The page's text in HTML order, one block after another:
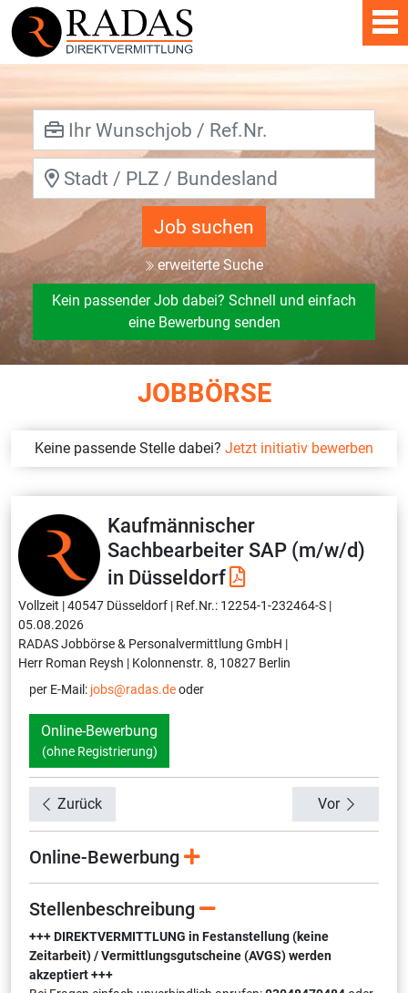
Job suchen
erweiterte Suche
Kein passender Job dabei? Schnell und einfach
eine Bewerbung senden
JOBBÖRSE
Keine passende Stelle dabei? Jetzt initiativ bewerben
Kaufmännischer
Sachbearbeiter SAP (m/w/d)
in Düsseldorf
Vollzeit |40547 Düsseldorf | Ref.Nr.: 12254-1-232464-S |
05.08.2026
RADAS Jobbörse & Personalvermittlung GmbH |
Herr Roman Reysh | Kolonnenstr. 8, 10827 Berlin
per E-Mail: jobs@radas.deoder
Online-Bewerbung
(ohne Registrierung)
Zurück Vor
Online-Bewerbung
Stellenbeschreibung
+++ DIREKTVERMITTLUNG in Festanstellung (keine
Zeitarbeit) / Vermittlungsgutscheine (AVGS) werden
akzeptiert +++